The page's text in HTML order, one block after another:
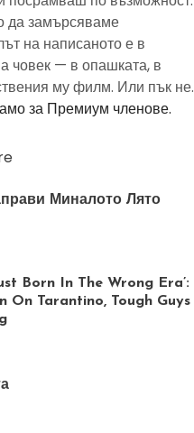
да замърсяваме
на написаното е в
човек — в опашката, в
му филм. Или пък не.
за Премиум членове.
Миналото Лято
Born In The Wrong Era’:
On Tarantino, Tough Guys